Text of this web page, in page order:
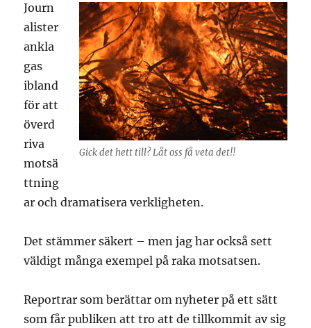
Gick det hett till? Låt oss få veta det!!
Journ
alister
ankla
gas
ibland
för att
överd
riva
motsä
ttning
ar och dramatisera verkligheten.
Det stämmer säkert – men jag har också sett
väldigt många exempel på raka motsatsen.
Reportrar som berättar om nyheter på ett sätt
som får publiken att tro att de tillkommit av sig